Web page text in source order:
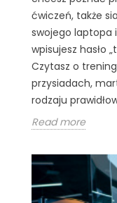
ćwiczeń, także
swojego laptopa
wpisujesz hasło
Czytasz o
przysiadach,
rodzaju
Read more